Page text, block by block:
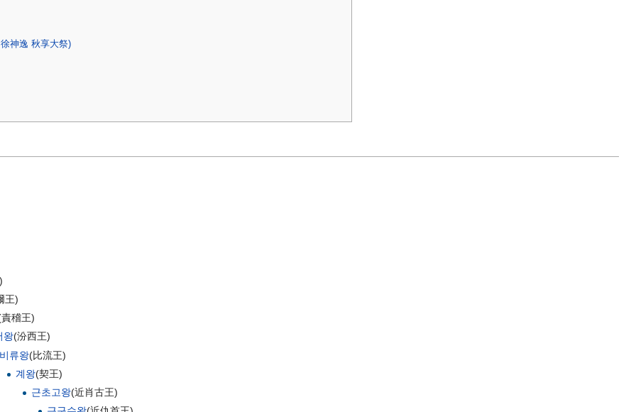
神逸 秋享大祭)
王)
稽王)
왕(汾西王)
비류왕(比流王)
계왕(契王)
근초고왕(近肖古王)